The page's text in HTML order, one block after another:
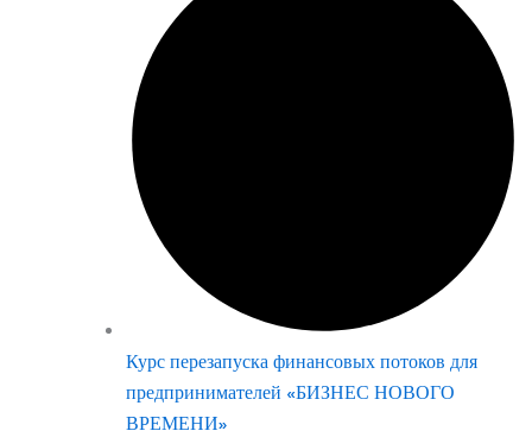
Курс перезапуска финансовых потоков для
предпринимателей «БИЗНЕС НОВОГО
ВРЕМЕНИ»